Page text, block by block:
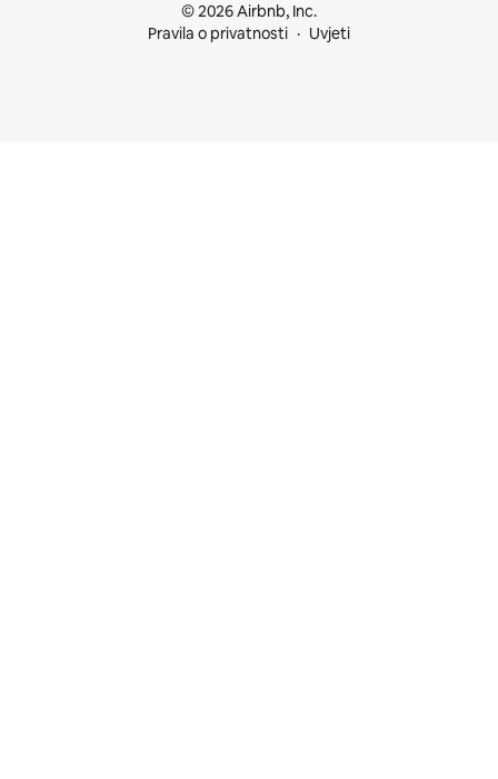
© 2026 Airbnb, Inc.
Pravila o privatnosti
Uvjeti